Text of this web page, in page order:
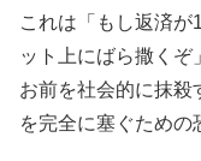
これは「もし返済が
ット上にばら撒くぞ
お前を社会的に抹殺
を完全に塞ぐための